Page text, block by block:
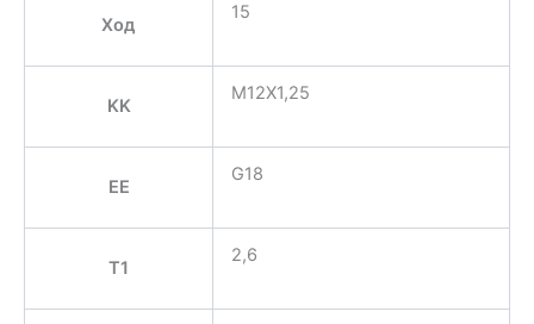
Ход
15
KK
M12X1,25
EE
G18
T1
2,6